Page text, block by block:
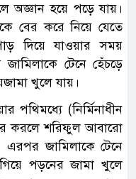
অজ্ঞান হয়ে পড়ে যায়।
বের করে নিয়ে যেতে
দিয়ে যাওয়ার সময়
টেনে হেঁচড়ে
খুলে যায়।
পথিমধ্যে (নির্মিনাধীন
করলে শরিফুল আবারো
জামিলাকে টেনে
পড়নের জামা খুলে